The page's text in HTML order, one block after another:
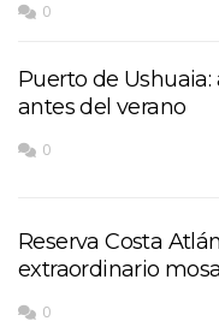
0
Puerto de
antes del verano
0
Reserva Costa
extraordinario
0